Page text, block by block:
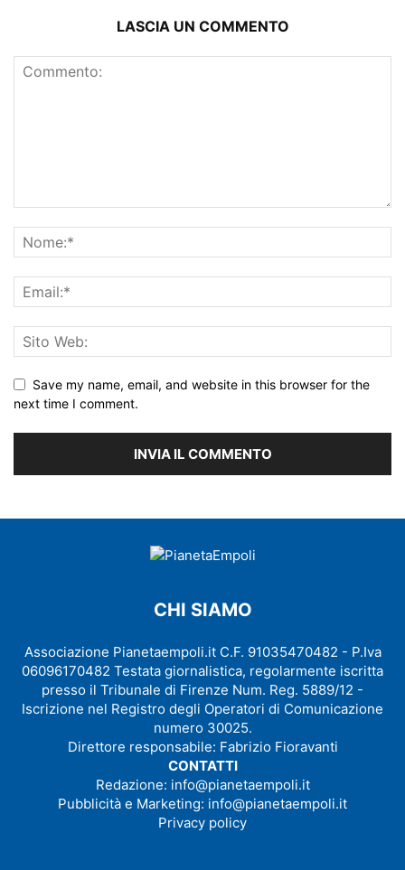
LASCIA UN COMMENTO
Save my name, email, and website in this browser for the
next time I comment.
CHI SIAMO
Associazione Pianetaempoli.it C.F. 91035470482 - P.Iva
06096170482 Testata giornalistica, regolarmente iscritta
presso il Tribunale di Firenze Num. Reg. 5889/12 -
Iscrizione nel Registro degli Operatori di Comunicazione
numero 30025.
Direttore responsabile: Fabrizio Fioravanti
CONTATTI
Redazione: info@pianetaempoli.it
Pubblicità e Marketing: info@pianetaempoli.it
Privacy policy